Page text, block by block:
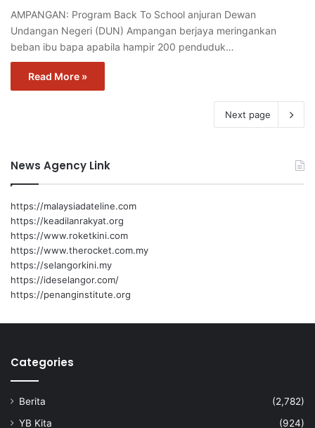
AMPANGAN: Program Back To School anjuran Dewan
Undangan Negeri (DUN) Ampangan berjaya meringankan
beban ibu bapa apabila hampir 200 penduduk…
Read More »
Next page
News Agency Link
https://malaysiadateline.com
https://keadilanrakyat.org
https://www.roketkini.com
https://www.therocket.com.my
https://selangorkini.my
https://ideselangor.com/
https://penanginstitute.org
Categories
Berita
(2,782)
YB Kita
(924)